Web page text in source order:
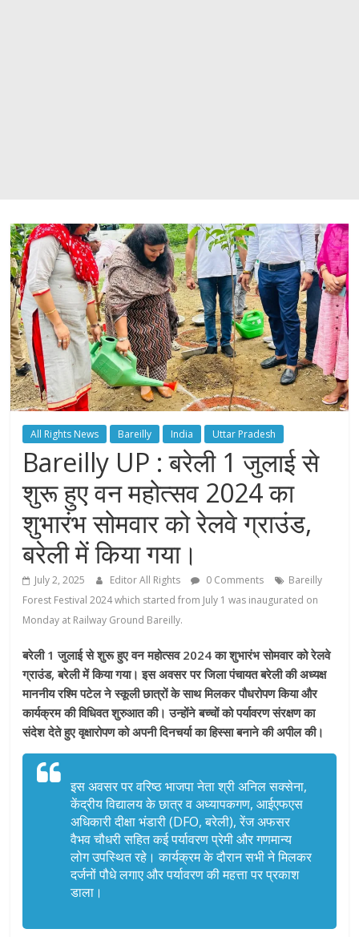
All Rights News Bareilly India Uttar Pradesh
Bareilly UP : बरेली 1 जुलाई से
शुरू हुए वन महोत्सव 2024 का
शुभारंभ सोमवार को रेलवे ग्राउंड,
बरेली में किया गया।
July 2, 2025 Editor All Rights 0 Comments
Bareilly
Forest Festival 2024 which started from July 1 was inaugurated on
Monday at Railway Ground Bareilly.
बरेली 1 जुलाई से शुरू हुए वन महोत्सव 2024 का शुभारंभ सोमवार को रेलवे
ग्राउंड, बरेली में किया गया। इस अवसर पर जिला पंचायत बरेली की अध्यक्ष
माननीय रश्मि पटेल ने स्कूली छात्रों के साथ मिलकर पौधरोपण किया और
कार्यक्रम की विधिवत शुरुआत की। उन्होंने बच्चों को पर्यावरण संरक्षण का
संदेश देते हुए वृक्षारोपण को अपनी दिनचर्या का हिस्सा बनाने की अपील की।
इस अवसर पर वरिष्ठ भाजपा नेता श्री अनिल सक्सेना,
केंद्रीय विद्यालय के छात्र व अध्यापकगण, आईएफएस
अधिकारी दीक्षा भंडारी (DFO, बरेली), रेंज अफसर
वैभव चौधरी सहित कई पर्यावरण प्रेमी और गणमान्य
लोग उपस्थित रहे। कार्यक्रम के दौरान सभी ने मिलकर
दर्जनों पौधे लगाए और पर्यावरण की महत्ता पर प्रकाश
डाला।